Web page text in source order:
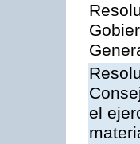
el